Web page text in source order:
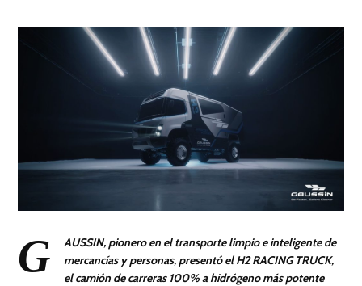
G
AUSSIN, pionero en el transporte limpio e inteligente de
mercancías y personas, presentó el H2 RACING TRUCK,
el camión de carreras 100% a hidrógeno más potente